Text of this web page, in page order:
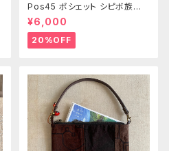
Pos45 ポシェット シピボ族の
泥染め刺繍のショルダー
¥6,000
20%OFF